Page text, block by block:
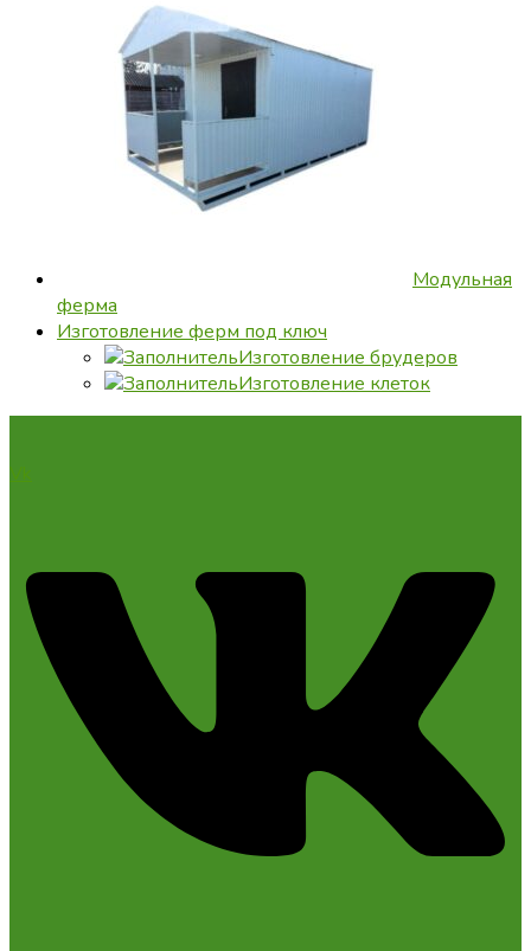
Модульная
ферма
Изготовление ферм под ключ
Изготовление брудеров
Изготовление клеток
Vk